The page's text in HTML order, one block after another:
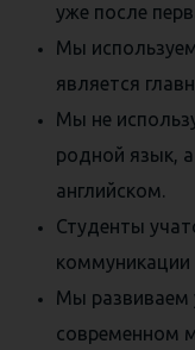
уже после
Мы
является
Мы не
родной язык,
английском.
Студенты
коммуникации
Мы развиваем
современном